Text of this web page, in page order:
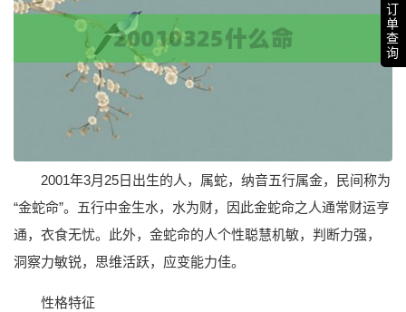
订
单
查
询
2001年3月25日出生的人，属蛇，纳音五行属金，民间称为
“金蛇命”。五行中金生水，水为财，因此金蛇命之人通常财运亨
通，衣食无忧。此外，金蛇命的人个性聪慧机敏，判断力强，
洞察力敏锐，思维活跃，应变能力佳。
性格特征